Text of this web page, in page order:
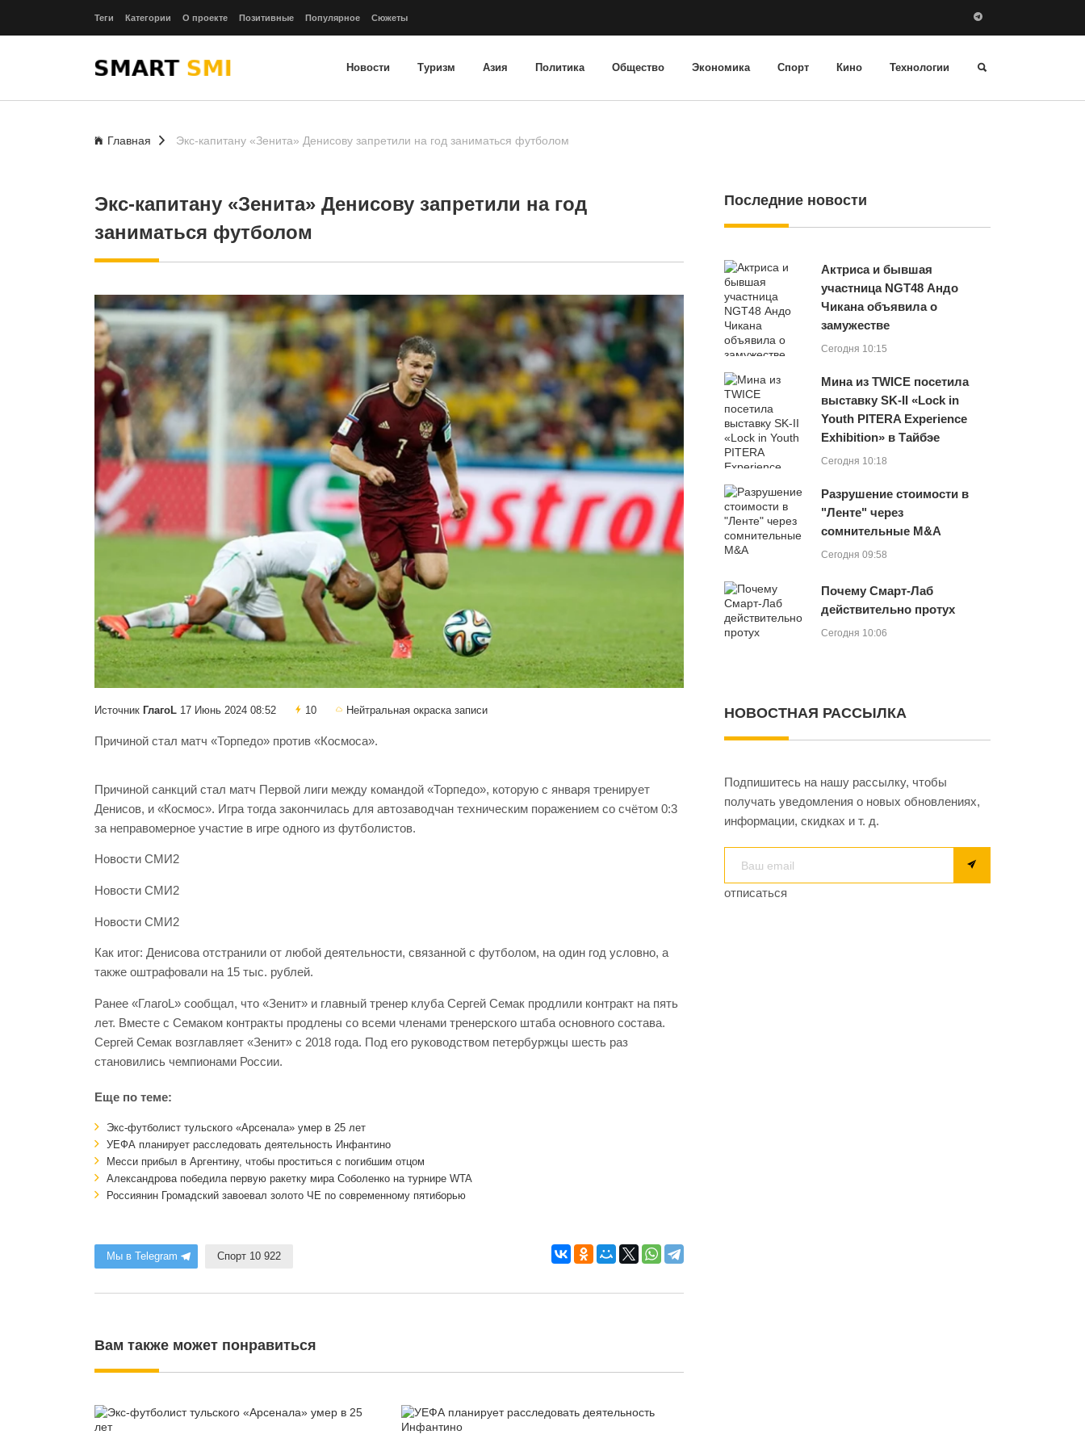
Теги Категории О проекте Позитивные Популярное Сюжеты
Новости Туризм Азия Политика Общество Экономика Спорт Кино Технологии
Главная Экс-капитану «Зенита» Денисову запретили на год заниматься футболом
Экс-капитану «Зенита» Денисову запретили на год
заниматься футболом
Источник ГлагоL 17 Июнь 2024 08:52 10 Нейтральная окраска записи
Причиной стал матч «Торпедо» против «Космоса».
Причиной санкций стал матч Первой лиги между командой «Торпедо», которую с января тренирует
Денисов, и «Космос». Игра тогда закончилась для автозаводчан техническим поражением со счётом 0:3
за неправомерное участие в игре одного из футболистов.
Новости СМИ2
Новости СМИ2
Новости СМИ2
Как итог: Денисова отстранили от любой деятельности, связанной с футболом, на один год условно, а
также оштрафовали на 15 тыс. рублей.
Ранее «ГлагоL» сообщал, что «Зенит» и главный тренер клуба Сергей Семак продлили контракт на пять
лет. Вместе с Семаком контракты продлены со всеми членами тренерского штаба основного состава.
Сергей Семак возглавляет «Зенит» с 2018 года. Под его руководством петербуржцы шесть раз
становились чемпионами России.
Еще по теме:
Экс-футболист тульского «Арсенала» умер в 25 лет
УЕФА планирует расследовать деятельность Инфантино
Месси прибыл в Аргентину, чтобы проститься с погибшим отцом
Александрова победила первую ракетку мира Соболенко на турнире WTA
Россиянин Громадский завоевал золото ЧЕ по современному пятиборью
Мы в Telegram Спорт 10 922
Вам также может понравиться
Последние новости
Актриса и бывшая
участница NGT48 Андо
Чикана объявила о
замужестве
Сегодня 10:15
Мина из TWICE посетила
выставку SK-II «Lock in
Youth PITERA Experience
Exhibition» в Тайбэе
Сегодня 10:18
Разрушение стоимости в
"Ленте" через
сомнительные M&A
Сегодня 09:58
Почему Смарт-Лаб
действительно протух
Сегодня 10:06
НОВОСТНАЯ РАССЫЛКА
Подпишитесь на нашу рассылку, чтобы
получать уведомления о новых обновлениях,
информации, скидках и т. д.
отписаться